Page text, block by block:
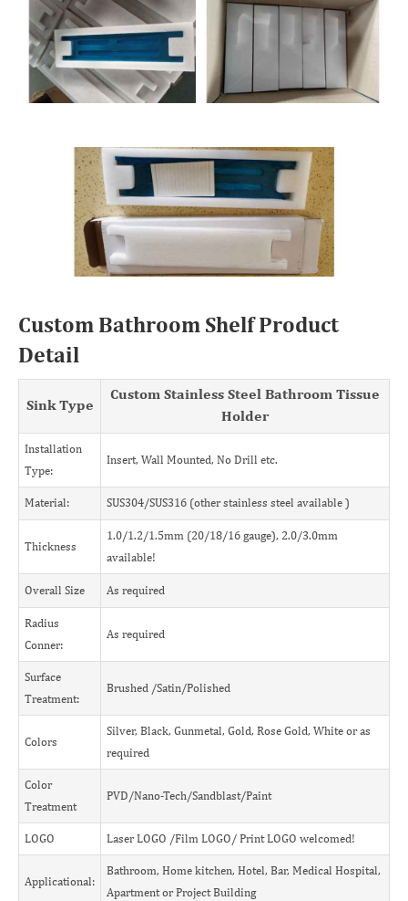
Custom Bathroom Shelf Product
Detail
Sink Type
Custom Stainless Steel Bathroom Tissue
Holder
Installation
Type:
Insert, Wall Mounted, No Drill etc.
Material: SUS304/SUS316 (other stainless steel available )
Thickness
1.0/1.2/1.5mm (20/18/16 gauge), 2.0/3.0mm
available!
Overall Size As required
Radius
Conner:
As required
Surface
Treatment:
Brushed /Satin/Polished
Colors
Silver, Black, Gunmetal, Gold, Rose Gold, White or as
required
Color
Treatment
PVD/Nano-Tech/Sandblast/Paint
LOGO Laser LOGO /Film LOGO/ Print LOGO welcomed!
Applicational:
Bathroom, Home kitchen, Hotel, Bar, Medical Hospital,
Apartment or Project Building